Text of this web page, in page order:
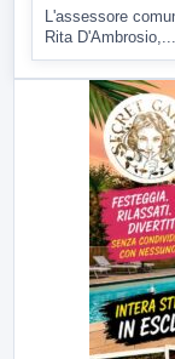
L'assessore
Rita D'Ambrosio,...